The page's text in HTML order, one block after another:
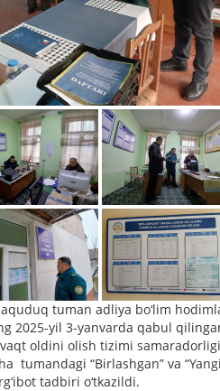
tuman adliya bo‘lim
2025-yil 3-yanvarda qabul
oldini olish tizimi
tumandagi “Birlashgan” va
tadbiri o‘tkazildi.